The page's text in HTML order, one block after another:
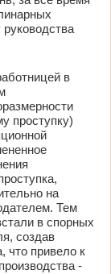
в
проступку)
на
Тем
в спорных
создав
что привело к
-